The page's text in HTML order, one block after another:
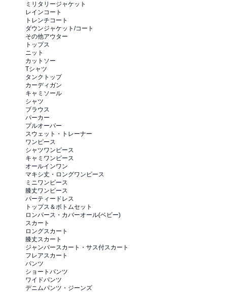
ミリタリージャケット
レインコート
トレンチコート
ダウンジャケット/コート
その他アウター
トップス
ニット
カットソー
Tシャツ
タンクトップ
カーディガン
キャミソール
シャツ
ブラウス
パーカー
プルオーバー
スウェット・トレーナー
ワンピース
シャツワンピース
キャミワンピース
オールインワン
マキシ丈・ロングワンピース
ミニワンピース
膝丈ワンピース
パーティードレス
トップス＆ボトムセット
ロンパース・カバーオール(ベビー)
スカート
ロングスカート
膝丈スカート
ジャンパースカート・サス付スカート
フレアスカート
パンツ
ショートパンツ
ワイドパンツ
デニムパンツ・ジーンズ